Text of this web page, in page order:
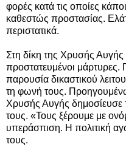
φορές κατά τις οποίες
καθεστώς προστασίας.
περιστατικά.
Στη δίκη της Χρυσής Αυγής
προστατευμένοι
παρουσία δικαστικού
τη φωνή τους.
Χρυσής Αυγής δημοσίευσε
τους. «Τους ξέρουμε με
υπεράσπιση. Η πολιτική
τους.